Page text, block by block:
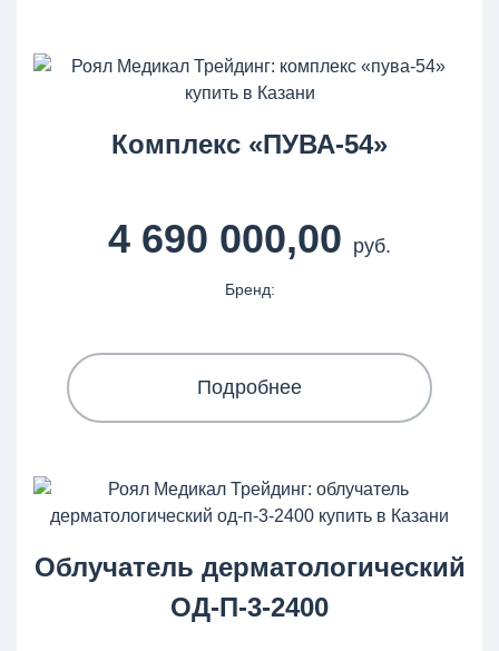
Комплекс «ПУВА-54»
4 690 000,00 руб.
Бренд:
Подробнее
Облучатель дерматологический
ОД-П-3-2400